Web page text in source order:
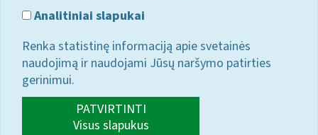
Analitiniai slapukai
Renka statistinę informaciją apie svetainės
naudojimą ir naudojami Jūsų naršymo patirties
gerinimui.
PATVIRTINTI
Visus slapukus